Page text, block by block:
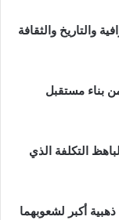
والتاريخ والثقافة
بناء مستقبل
التكلفة الذي
أكبر لشعوبهما